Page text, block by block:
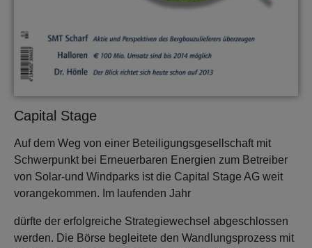
Capital Stage
Auf dem Weg von einer Beteiligungsgesellschaft mit
Schwerpunkt bei Erneuerbaren Energien zum Betreiber
von Solar-und Windparks ist die Capital Stage AG weit
vorangekommen. Im laufenden Jahr
dürfte der erfolgreiche Strategiewechsel abgeschlossen
werden. Die Börse begleitete den Wandlungsprozess mit